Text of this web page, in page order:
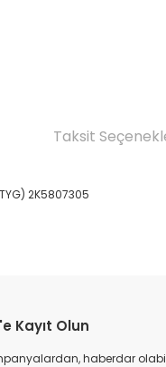
Taksit
2K5807305
Kayıt Olun
haberdar